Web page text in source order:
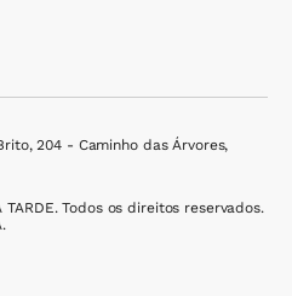
204 - Caminho das Árvores,
Todos os direitos reservados.